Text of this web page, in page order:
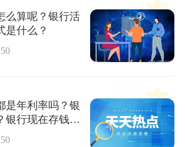
么算呢？银行活
是什么？
是年利率吗？银
银行现在存钱靠